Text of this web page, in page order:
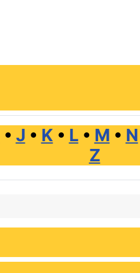
• J • K• L• M • N
Z